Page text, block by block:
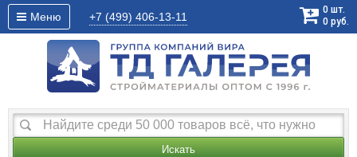
Меню +7 (499) 406-13-11
0 шт.
0 руб.
Искать